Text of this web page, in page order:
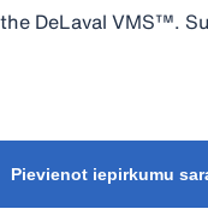
DeLaval VMS™.
Pievienot iepirkumu